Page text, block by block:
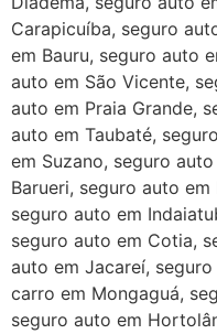
Carapicuíba, seguro
em Bauru, seguro auto
auto em São Vicente,
auto em Praia Grande,
auto em Taubaté,
em Suzano, seguro
Barueri, seguro auto
seguro auto em
seguro auto em Cotia,
auto em Jacareí,
carro em Mongaguá,
seguro auto em